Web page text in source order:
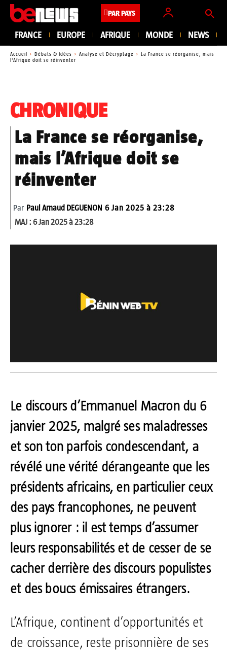
PAR PAYS
FRANCE EUROPE AFRIQUE MONDE NEWS
Accueil Débats & Idées Analyse et Décryptage
La France se réorganise, mais
l'Afrique doit se réinventer
CHRONIQUE
La France se réorganise,
mais l’Afrique doit se
réinventer
Par Paul Arnaud DEGUENON 6 Jan 2025 à 23:28
MAJ : 6 Jan 2025 à 23:28
Le discours d’Emmanuel Macron du 6
janvier 2025, malgré ses maladresses
et son ton parfois condescendant, a
révélé une vérité dérangeante que les
présidents africains, en particulier ceux
des pays francophones, ne peuvent
plus ignorer : il est temps d’assumer
leurs responsabilités et de cesser de se
cacher derrière des discours populistes
et des boucs émissaires étrangers.
L’Afrique, continent d’opportunités et
de croissance, reste prisonnière de ses